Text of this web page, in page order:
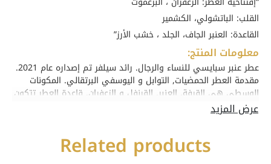
القلب: الباتشولي، الكشمير
القاعدة: العنبر الجاف، الجلد ، خشب الأرز”
معلومات المنتج:
عطر عنبر سبايسي للنساء والرجال. رائد سيلفر تم إصداره عام 2021.
مقدمة العطر الحمضيات, التوابل و اليوسفي البرتقالي. المكونات
الوسطى هي القرفة, العنبر, القرنفل و الزعفران. قاعدة العطر تتكون
من الفانيليا, العنبر, المسك, الجلد و العود.
Related products